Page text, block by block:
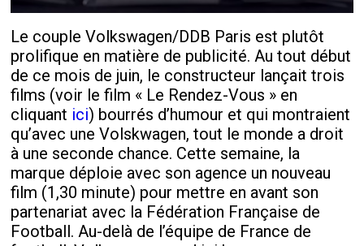
Le couple Volkswagen/DDB Paris est plutôt
prolifique en matière de publicité. Au tout début
de ce mois de juin, le constructeur lançait trois
films (voir le film « Le Rendez-Vous » en
cliquant ici) bourrés d’humour et qui montraient
qu’avec une Volskwagen, tout le monde a droit
à une seconde chance. Cette semaine, la
marque déploie avec son agence un nouveau
film (1,30 minute) pour mettre en avant son
partenariat avec la Fédération Française de
Football. Au-delà de l’équipe de France de